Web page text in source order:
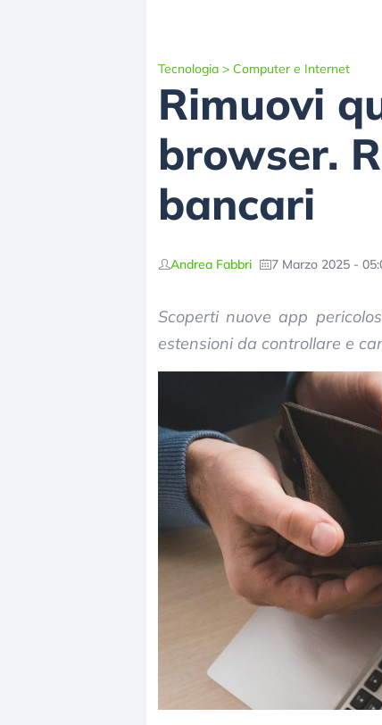
Tecnologia > Computer e Internet
Rimuovi
browser.
bancari
Andrea Fabbri 7 Marzo 2025 -
Scoperti nuove app
estensioni da controllare e
Quando la finanza pesa più
dell’economia reale.
ripetendo gli errori del 2008?